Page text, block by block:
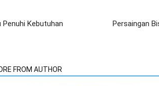
Penuhi Kebutuhan
Persaingan
FROM AUTHOR